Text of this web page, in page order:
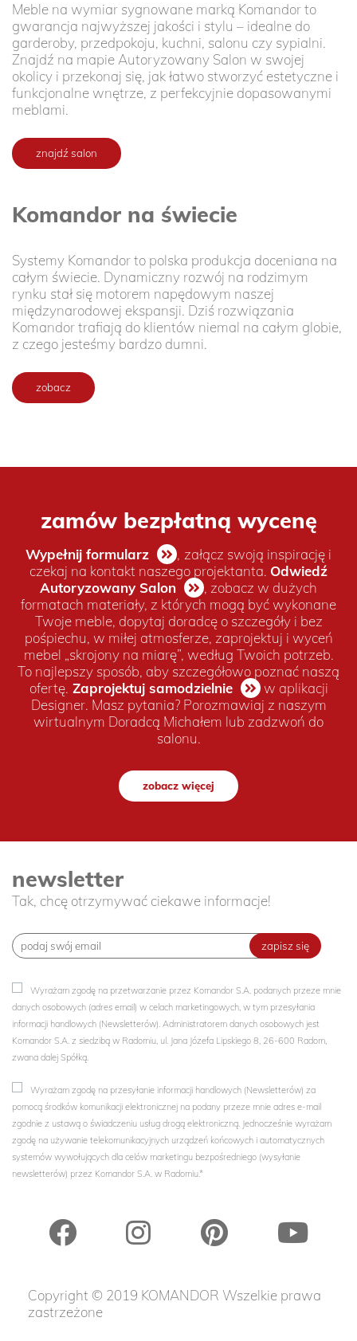
Meble na wymiar sygnowane marką Komandor to
gwarancja najwyższej jakości i stylu – idealne do
garderoby, przedpokoju, kuchni, salonu czy sypialni.
Znajdź na mapie Autoryzowany Salon w swojej
okolicy i przekonaj się, jak łatwo stworzyć estetyczne i
funkcjonalne wnętrze, z perfekcyjnie dopasowanymi
meblami.
znajdź salon
Komandor na świecie
Systemy Komandor to polska produkcja doceniana na
całym świecie. Dynamiczny rozwój na rodzimym
rynku stał się motorem napędowym naszej
międzynarodowej ekspansji. Dziś rozwiązania
Komandor trafiają do klientów niemal na całym globie,
z czego jesteśmy bardzo dumni.
zobacz
zamów bezpłatną wycenę
Wypełnij formularz , załącz swoją inspirację i
czekaj na kontakt naszego projektanta. Odwiedź
Autoryzowany Salon
, zobacz w dużych
formatach materiały, z których mogą być wykonane
Twoje meble, dopytaj doradcę o szczegóły i bez
pośpiechu, w miłej atmosferze, zaprojektuj i wyceń
mebel „skrojony na miarę”, według Twoich potrzeb.
To najlepszy sposób, aby szczegółowo poznać naszą
ofertę. Zaprojektuj samodzielnie
w aplikacji
Designer. Masz pytania? Porozmawiaj z naszym
wirtualnym Doradcą Michałem lub zadzwoń do
salonu.
zobacz więcej
newsletter
Tak, chcę otrzymywać ciekawe informacje!
zapisz się
Wyrażam zgodę na przetwarzanie przez Komandor S.A. podanych przeze mnie
danych osobowych (adres email) w celach marketingowych, w tym przesyłania
informacji handlowych (Newsletterów). Administratorem danych osobowych jest
Komandor S.A. z siedzibą w Radomiu, ul. Jana Józefa Lipskiego 8, 26-600 Radom,
zwana dalej Spółką.
Wyrażam zgodę na przesyłanie informacji handlowych (Newsletterów) za
pomocą środków komunikacji elektronicznej na podany przeze mnie adres e-mail
zgodnie z ustawą o świadczeniu usług drogą elektroniczną. Jednocześnie wyrażam
zgodę na używanie telekomunikacyjnych urządzeń końcowych i automatycznych
systemów wywołujących dla celów marketingu bezpośredniego (wysyłanie
newsletterów) przez Komandor S.A. w Radomiu.*
Copyright © 2019 KOMANDOR Wszelkie prawa
zastrzeżone